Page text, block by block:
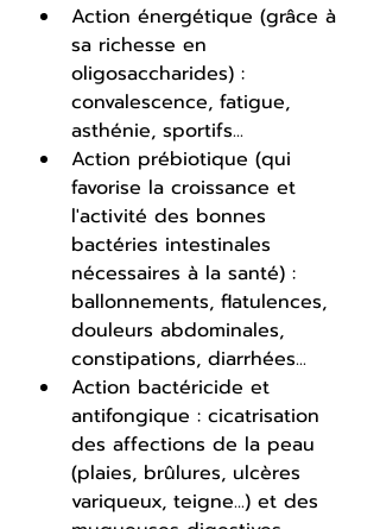
Action énergétique (grâce à
sa richesse en
oligosaccharides) :
convalescence, fatigue,
asthénie, sportifs...
Action prébiotique (qui
favorise la croissance et
l'activité des bonnes
bactéries intestinales
nécessaires à la santé) :
ballonnements, flatulences,
douleurs abdominales,
constipations, diarrhées...
Action bactéricide et
antifongique : cicatrisation
des affections de la peau
(plaies, brûlures, ulcères
variqueux, teigne...) et des